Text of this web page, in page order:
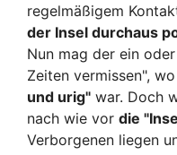
regelmäßigem
der Insel durchaus
Nun mag der ein
Zeiten vermissen",
und urig" war. Doch
nach wie vor die
Verborgenen liegen